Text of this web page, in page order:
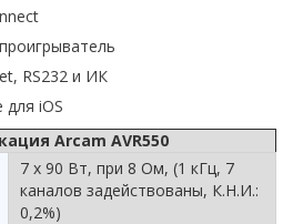
RS232 и ИК
iOS
Arcam AVR550
7 x 90 Вт, при 8 Ом, (1 кГц, 7
каналов задействованы, К.Н.И.:
0,2%)